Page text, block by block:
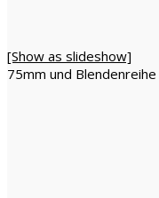
[Show as slideshow]
75mm und